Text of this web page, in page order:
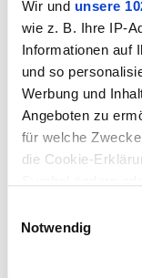
Wir und unsere
wie z. B. Ihre IP-
Informationen auf
und so
Werbung und
Angeboten zu
für welche
die Cookie-
Wenn Sie es
Notwendig
°С
Schutzgrad
Kompatible
Montagen
Unterstützte